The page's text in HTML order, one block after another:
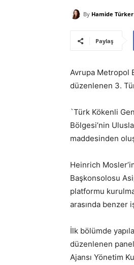
By Hamide Türker
Paylaş
Avrupa Metropol
düzenlenen 3.
`Türk Kökenli
Bölgesi’nin
maddesinden
Heinrich
Başkonsolosu
platformu
arasında benzer
İlk bölümde
düzenlenen
Ajansı Yönetim